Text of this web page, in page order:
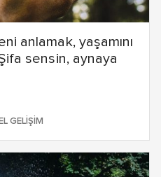
anlamak, yaşamını
sensin, aynaya
GELIŞIM